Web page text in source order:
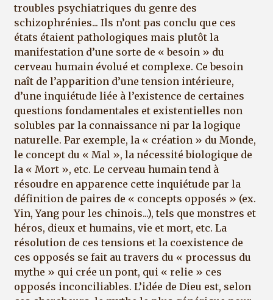
troubles psychiatriques du genre des
schizophrénies... Ils n’ont pas conclu que ces
états étaient pathologiques mais plutôt la
manifestation d’une sorte de « besoin » du
cerveau humain évolué et complexe. Ce besoin
naît de l’apparition d’une tension intérieure,
d’une inquiétude liée à l’existence de certaines
questions fondamentales et existentielles non
solubles par la connaissance ni par la logique
naturelle. Par exemple, la « création » du Monde,
le concept du « Mal », la nécessité biologique de
la « Mort », etc. Le cerveau humain tend à
résoudre en apparence cette inquiétude par la
définition de paires de « concepts opposés » (ex.
Yin, Yang pour les chinois...), tels que monstres et
héros, dieux et humains, vie et mort, etc. La
résolution de ces tensions et la coexistence de
ces opposés se fait au travers du « processus du
mythe » qui crée un pont, qui « relie » ces
opposés inconciliables. L’idée de Dieu est, selon